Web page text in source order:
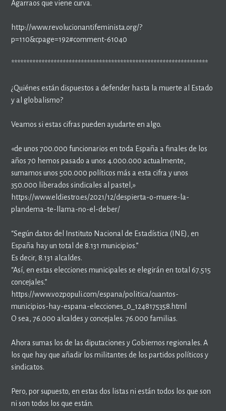
Agarraos que viene curva.
http://www.revolucionantifeminista.org/?
p=110&cpage=192#comment-61040
*****************************************************************
¿Quiénes están dispuestos a defender hasta la muerte al Estado
y al globalismo?
Veamos si estas cifras pueden ayudarte en algo.
«de unos 700.000 funcionarios en toda España a finales de los
años 70 hemos pasado a unos 4.000.000 actualmente,
sumamos unos 500.000 políticos más a esta cifra y unos
350.000 liberados sindicales al pastel,»
https://www.eldiestro.es/2021/12/despierta-o-muere-la-
plandema-te-llama-no-el-deber/
“Según datos del Instituto Nacional de Estadística (INE), en
España hay un total de 8.131 municipios.”
Es decir, 8.131 alcaldes.
“Así, en estas elecciones municipales se elegirán en total 67.515
concejales.”
https://www.vozpopuli.com/espana/politica/cuantos-
municipios-hay-espana-elecciones_0_1248175358.html
O sea, 76.000 alcaldes y concejales. 76.000 familias.
Ahora sumas los de las diputaciones y Gobiernos regionales. A
los que hay que añadir los militantes de los partidos políticos y
sindicatos.
Pero, por supuesto, en estas dos listas ni están todos los que son
ni son todos los que están.